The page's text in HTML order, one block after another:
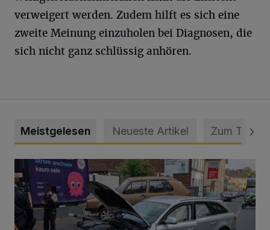
verweigert werden. Zudem hilft es sich eine
zweite Meinung einzuholen bei Diagnosen, die
sich nicht ganz schlüssig anhören.
Meistgelesen Neueste Artikel Zum Thema
Schwerer Unfall mit 2,48 Promille